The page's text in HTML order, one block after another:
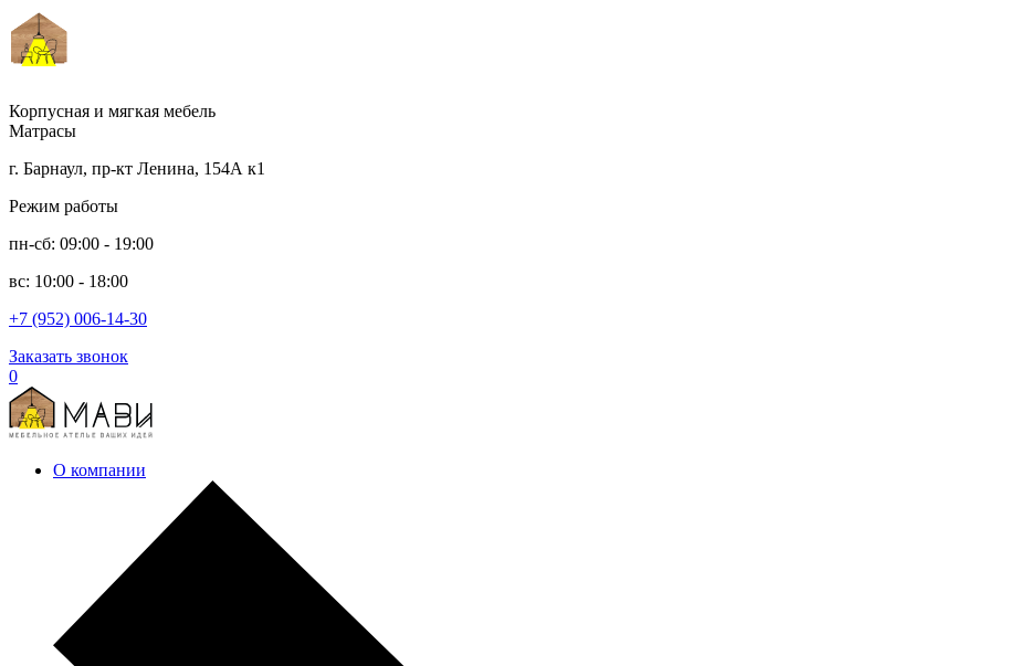
Корпусная и мягкая мебель
Матрасы
г. Барнаул, пр-кт Ленина, 154А к1
Режим работы
пн-сб: 09:00 - 19:00
вс: 10:00 - 18:00
+7 (952) 006-14-30
Заказать звонок
0
О компании